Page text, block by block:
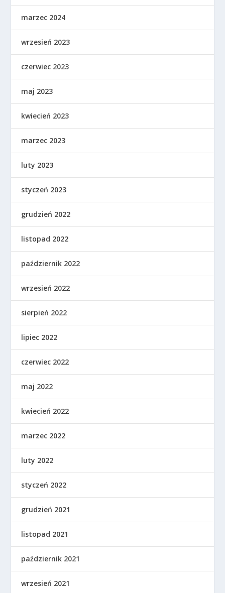
marzec 2024
wrzesień 2023
czerwiec 2023
maj 2023
kwiecień 2023
marzec 2023
luty 2023
styczeń 2023
grudzień 2022
listopad 2022
październik 2022
wrzesień 2022
sierpień 2022
lipiec 2022
czerwiec 2022
maj 2022
kwiecień 2022
marzec 2022
luty 2022
styczeń 2022
grudzień 2021
listopad 2021
październik 2021
wrzesień 2021